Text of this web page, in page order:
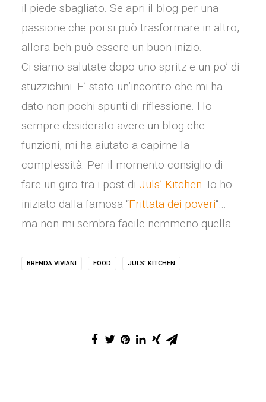
il piede sbagliato. Se apri il blog per una
passione che poi si può trasformare in altro,
allora beh può essere un buon inizio.
Ci siamo salutate dopo uno spritz e un po’ di
stuzzichini. E’ stato un’incontro che mi ha
dato non pochi spunti di riflessione. Ho
sempre desiderato avere un blog che
funzioni, mi ha aiutato a capirne la
complessità. Per il momento consiglio di
fare un giro tra i post di Juls’ Kitchen. Io ho
iniziato dalla famosa “Frittata dei poveri“…
ma non mi sembra facile nemmeno quella.
BRENDA VIVIANI FOOD JULS' KITCHEN